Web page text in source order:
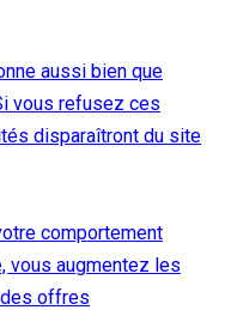
aussi bien que
vous refusez ces
disparaîtront du site
comportement
vous augmentez les
offres